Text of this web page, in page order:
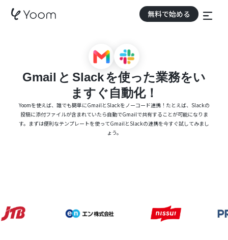
無料で始める
Gmail と Slackを使った業務をい
ますぐ自動化！
Yoomを使えば、誰でも簡単にGmailとSlackをノーコード連携！たとえば、Slackの
投稿に添付ファイルが含まれていたら自動でGmailで共有することが可能になりま
す。まずは便利なテンプレートを使ってGmailとSlackの連携を今すぐ試してみまし
ょう。